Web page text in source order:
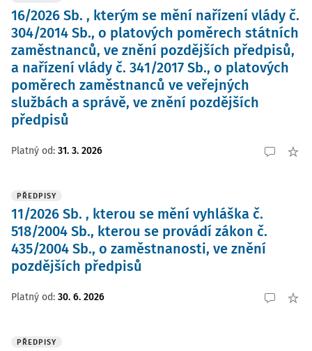
16/2026 Sb. , kterým se mění nařízení vlády č.
304/2014 Sb., o platových poměrech státních
zaměstnanců, ve znění pozdějších předpisů,
a nařízení vlády č. 341/2017 Sb., o platových
poměrech zaměstnanců ve veřejných
službách a správě, ve znění pozdějších
předpisů
Platný od: 31. 3. 2026
PŘEDPISY
11/2026 Sb. , kterou se mění vyhláška č.
518/2004 Sb., kterou se provádí zákon č.
435/2004 Sb., o zaměstnanosti, ve znění
pozdějších předpisů
Platný od: 30. 6. 2026
PŘEDPISY